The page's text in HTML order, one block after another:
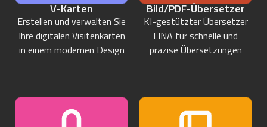
V-Karten
Erstellen und verwalten Sie
Ihre digitalen Visitenkarten
in einem modernen Design
Bild/PDF-Übersetzer
KI-gestützter Übersetzer
LINA für schnelle und
präzise Übersetzungen